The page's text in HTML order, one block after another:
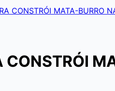
CONSTRÓI MATA-BURRO
CONSTRÓI